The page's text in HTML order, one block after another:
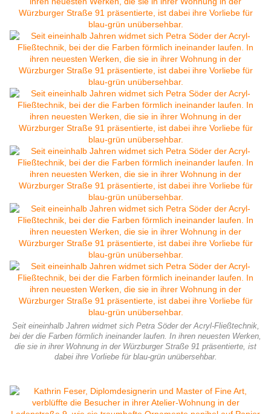
Seit eineinhalb Jahren widmet sich Petra Söder der Acryl-Fließtechnik,
bei der die Farben förmlich ineinander laufen. In ihren neuesten Werken,
die sie in ihrer Wohnung in der Würzburger Straße 91 präsentierte, ist
dabei ihre Vorliebe für blau-grün unübersehbar.